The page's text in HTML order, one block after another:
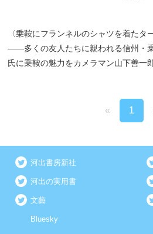
〈乗鞍にフランネルのシャツを着た
――多くの友人たちに親われる信州・
氏に乗鞍の魅力をカメラマン山下善一
« 1
河出書房新社
河出の実用書
文藝
Bluesky